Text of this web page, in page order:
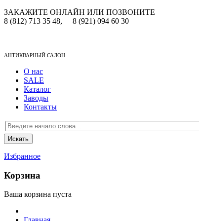
ЗАКАЖИТЕ ОНЛАЙН ИЛИ ПОЗВОНИТЕ
8 (812) 713 35 48,
8 (921) 094 60 30
АНТИКВАРНЫЙ САЛОН
О нас
SALE
Каталог
Заводы
Контакты
Избранное
Корзина
Ваша корзина пуста